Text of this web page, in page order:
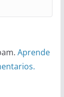
Aprende